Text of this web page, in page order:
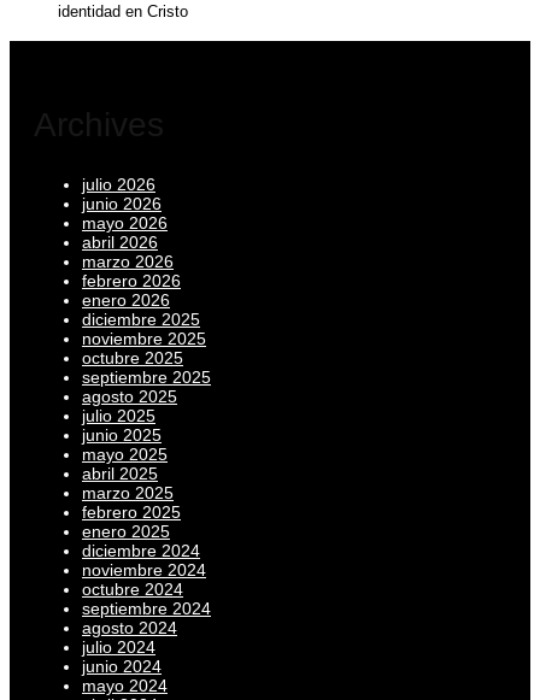
identidad en Cristo
Archives
julio 2026
junio 2026
mayo 2026
abril 2026
marzo 2026
febrero 2026
enero 2026
diciembre 2025
noviembre 2025
octubre 2025
septiembre 2025
agosto 2025
julio 2025
junio 2025
mayo 2025
abril 2025
marzo 2025
febrero 2025
enero 2025
diciembre 2024
noviembre 2024
octubre 2024
septiembre 2024
agosto 2024
julio 2024
junio 2024
mayo 2024